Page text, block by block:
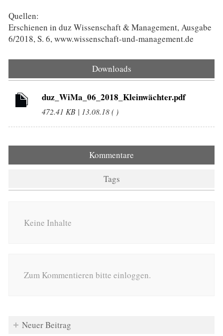
Quellen:
Erschienen in duz Wissenschaft & Management, Ausgabe
6/2018, S. 6, www.wissenschaft-und-management.de
Downloads
duz_WiMa_06_2018_Kleinwächter.pdf
472.41 KB | 13.08.18 ( )
Kommentare
Tags
Keine Inhalte
Zum Kommentieren bitte einloggen.
Neuer Beitrag